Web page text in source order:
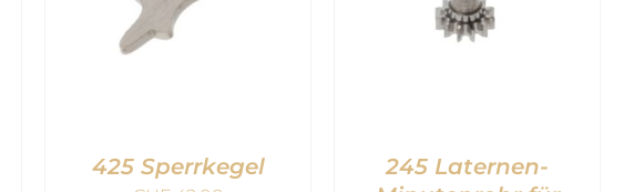
425 Sperrkegel
245 Laternen-